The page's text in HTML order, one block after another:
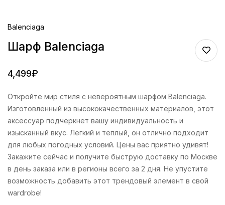
Balenciaga
Шарф Balenciaga
4,499₽
Откройте мир стиля с невероятным шарфом Balenciaga.
Изготовленный из высококачественных материалов, этот
аксессуар подчеркнет вашу индивидуальность и
изысканный вкус. Легкий и теплый, он отлично подходит
для любых погодных условий. Цены вас приятно удивят!
Закажите сейчас и получите быструю доставку по Москве
в день заказа или в регионы всего за 2 дня. Не упустите
возможность добавить этот трендовый элемент в свой
wardrobe!